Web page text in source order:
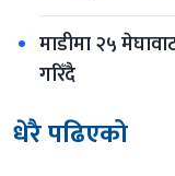
माडीमा २५
गरिँदै
धेरै पढिएको